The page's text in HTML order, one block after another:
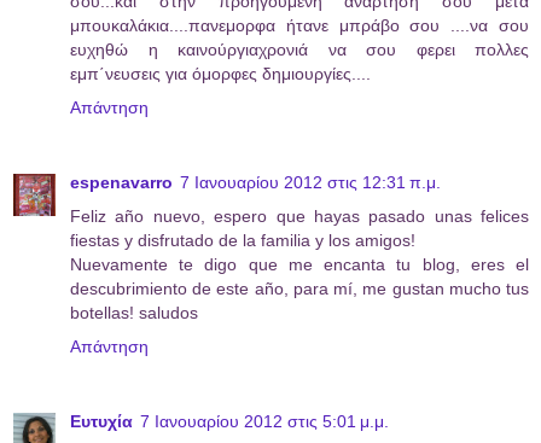
μπουκαλάκια....πανεμορφα ήτανε μπράβο σου ....να σου
ευχηθώ η καινούργιαχρονιά να σου φερει πολλες
εμπ΄νευσεις για όμορφες δημιουργίες....
Απάντηση
espenavarro 7 Ιανουαρίου 2012 στις 12:31 π.μ.
Feliz año nuevo, espero que hayas pasado unas felices
fiestas y disfrutado de la familia y los amigos!
Nuevamente te digo que me encanta tu blog, eres el
descubrimiento de este año, para mí, me gustan mucho tus
botellas! saludos
Απάντηση
Ευτυχία 7 Ιανουαρίου 2012 στις 5:01 μ.μ.